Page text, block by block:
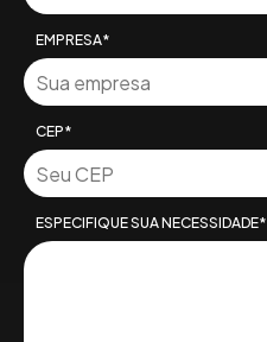
EMPRESA*
CEP*
ESPECIFIQUE SUA NECESSIDADE*